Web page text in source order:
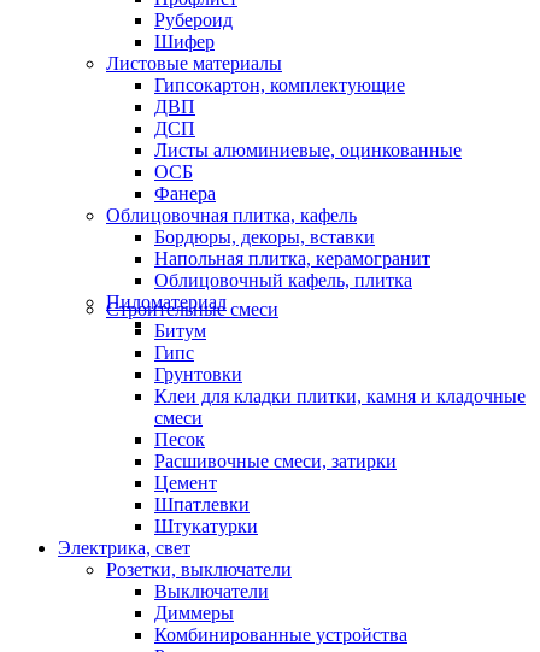
Рубероид
Шифер
Листовые материалы
Гипсокартон, комплектующие
ДВП
ДСП
Листы алюминиевые, оцинкованные
ОСБ
Фанера
Облицовочная плитка, кафель
Бордюры, декоры, вставки
Напольная плитка, керамогранит
Облицовочный кафель, плитка
Пиломатериал
Строительные смеси
Битум
Гипс
Грунтовки
Клеи для кладки плитки, камня и кладочные
смеси
Песок
Расшивочные смеси, затирки
Цемент
Шпатлевки
Штукатурки
Электрика, свет
Розетки, выключатели
Выключатели
Диммеры
Комбинированные устройства